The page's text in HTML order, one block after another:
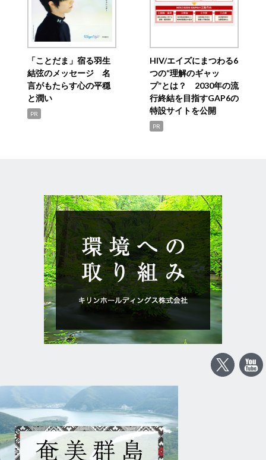
「ことだま」宿る羽生
結弦のメッセージ 名
言がもたらす心の平穏
と潤い
PR
HIV/エイズにまつわる6
つの“理解のギャッ
プ”とは？ 2030年の流
行終結を目指すGAP6の
特設サイトを公開
PR